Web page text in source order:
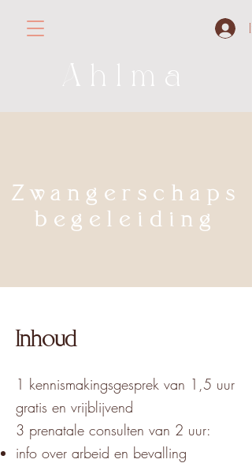
Ahlma
Zwangerschaps
begeleiding
Inhoud
1 kennismakingsgesprek van 1,5 uur
gratis en vrijblijvend
3 prenatale consulten van 2 uur:
info over arbeid en bevalling